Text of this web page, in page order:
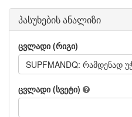
პასუხების ანალიზი
ცვლადი (რიგი)
SUPFMANDQ: რამდენად
ცვლადი (სვეტი)